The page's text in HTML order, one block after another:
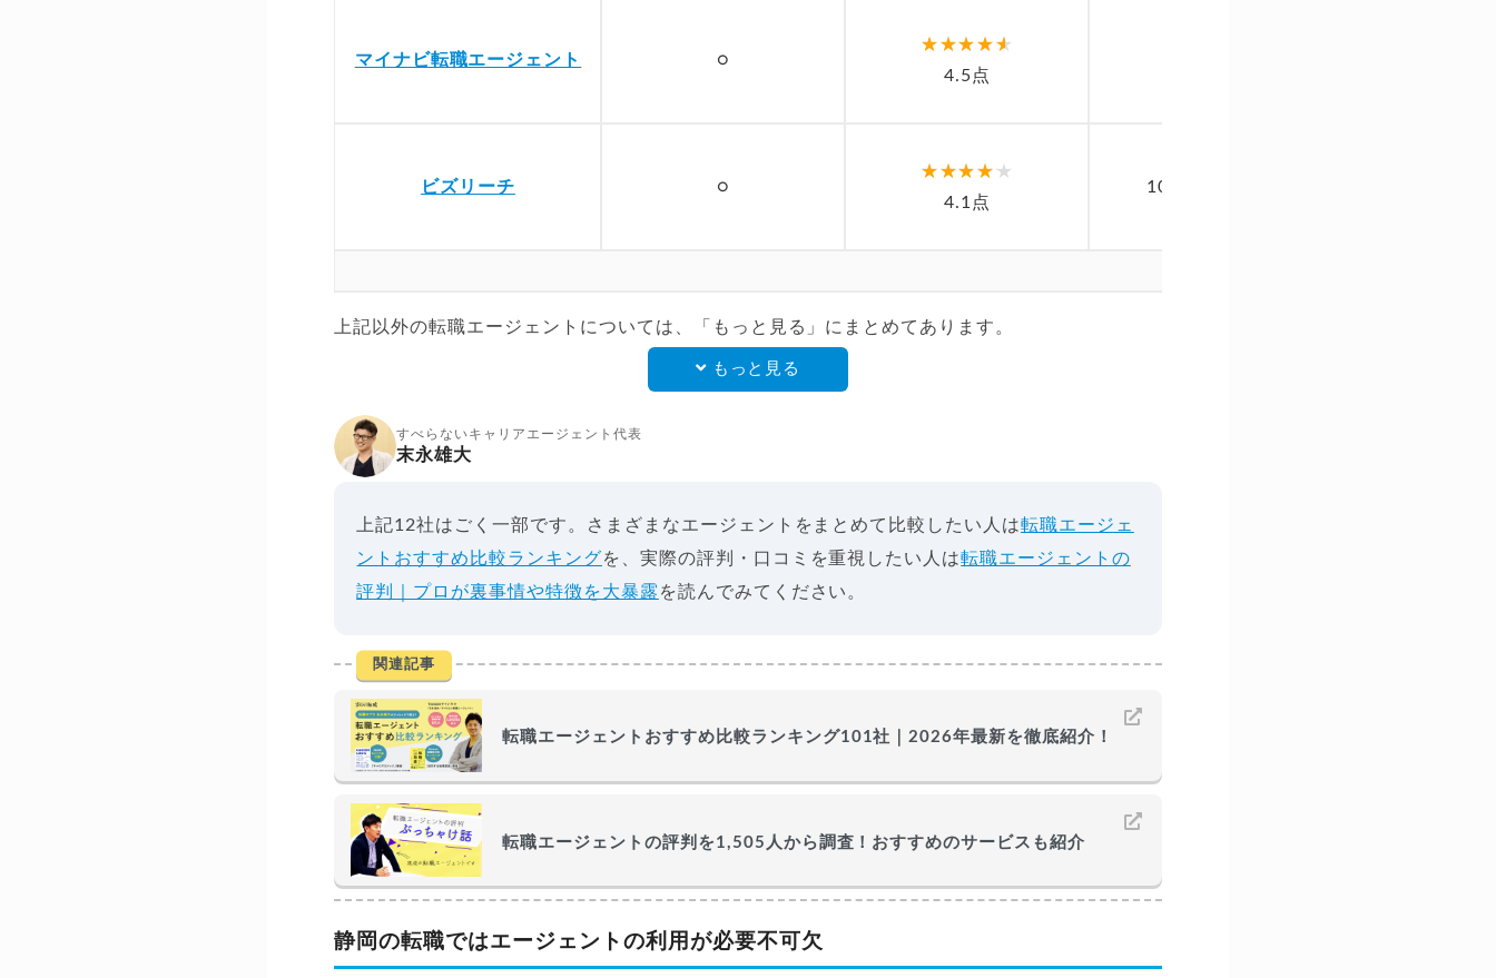
マイナビ転職エージェント
○
4.5点
ビズリーチ
○
4.1点
100,000件以上
上記以外の転職エージェントについては、「もっと見る」にまとめてあります。
もっと見る
すべらないキャリアエージェント代表
末永雄大
上記12社はごく一部です。さまざまなエージェントをまとめて比較したい人は転職エージェ
ントおすすめ比較ランキングを、実際の評判・口コミを重視したい人は転職エージェントの
評判｜プロが裏事情や特徴を大暴露 を読んでみてください。
関連記事
転職エージェントおすすめ比較ランキング101社｜2026年最新を徹底紹介！
転職エージェントの評判を1,505人から調査！おすすめのサービスも紹介
静岡の転職ではエージェントの利用が必要不可欠